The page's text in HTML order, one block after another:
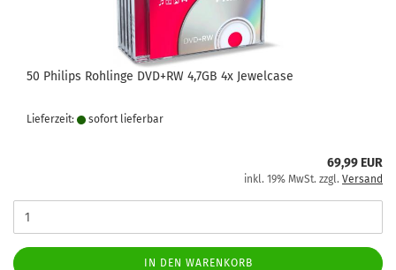
50 Philips Rohlinge DVD+RW 4,7GB 4x Jewelcase
Lieferzeit: sofort lie­fer­bar
69,99 EUR
inkl. 19% MwSt. zzgl. Versand
IN DEN WARENKORB